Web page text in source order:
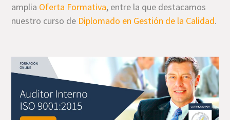
amplia Oferta Formativa, entre la que destacamos
nuestro curso de Diplomado en Gestión de la Calidad.